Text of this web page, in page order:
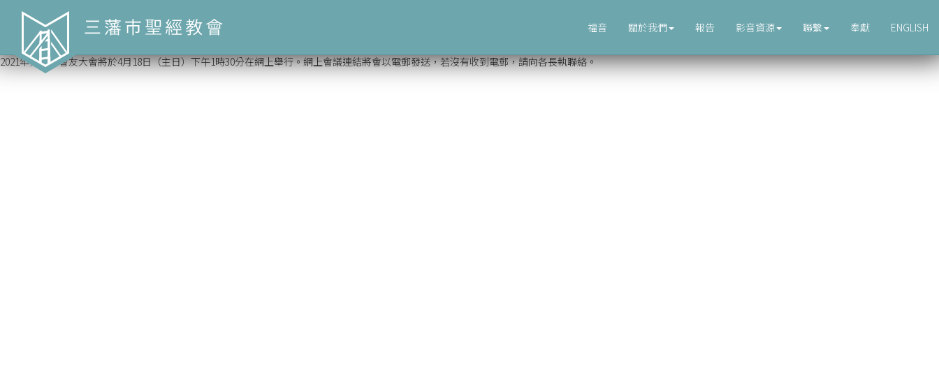
福音 關於我們 報告 影音資源 聯繫 奉獻 ENGLISH
2021年第二季會友大會將於4月18日（主日）下午1時30分在網上舉行。網上會議連結將會以電郵發送，若沒有收到電郵，請向各長執聯絡。